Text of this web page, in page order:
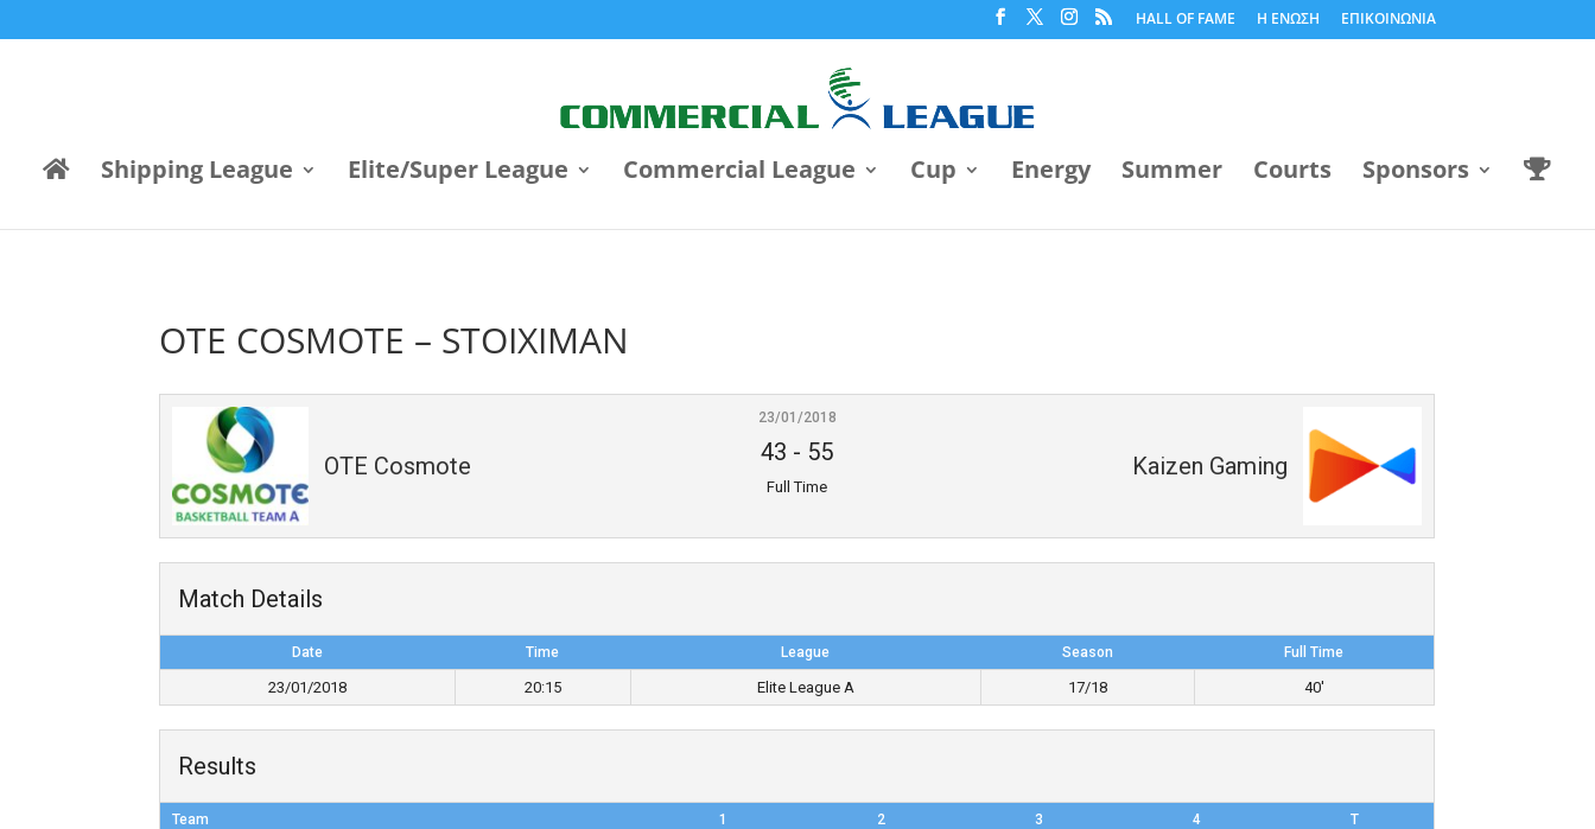
HALL OF FAME Η ΕΝΩΣΗ ΕΠΙΚΟΙΝΩΝΙΑ
Shipping League Elite/Super League Commercial League Cup Energy Summer Courts Sponsors
OTE COSMOTE – STOIXIMAN
OTE Cosmote Kaizen Gaming
23/01/2018
43 - 55
Full Time
Match Details
Date Time League Season Full Time
23/01/2018 20:15 Elite League A 17/18 40'
Results
Team 1 2 3 4 T